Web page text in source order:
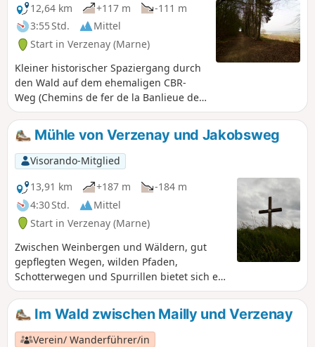
12,64 km
+117 m
-111 m
3:55 Std.
Mittel
Start in Verzenay (Marne)
Kleiner historischer Spaziergang durch
den Wald auf dem ehemaligen CBR-
Weg (Chemins de fer de la Banlieue de
Reims) und einem Teil des Jakobswegs.
Nach einer guten Aufwärmphase
erreichen wir die einzige Schwierigkeit
der Wanderung, die uns auf das Plateau
der Montagne de Reims führt, wo wir
den Rest der Tour dann problemlos
bewältigen können.
Mühle von Verzenay und Jakobsweg
Visorando-Mitglied
13,91 km
+187 m
-184 m
4:30 Std.
Mittel
Start in Verzenay (Marne)
Zwischen Weinbergen und Wäldern, gut
gepflegten Wegen, wilden Pfaden,
Schotterwegen und Spurrillen bietet sich ein
schöner Querschnitt durch die Wanderwege
der Champagne, und man folgt sogar einige
hundert Meter lang einem Abschnitt des
Jakobswegs.
Im Wald zwischen Mailly und Verzenay
Verein/ Wanderführer/in